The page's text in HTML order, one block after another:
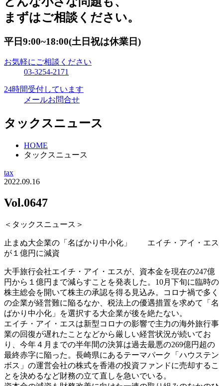
まずはご相談ください。
平日9:00~18:00(土日祝は休業日)
お気軽にご相談ください
03-3254-2171
24時間受付しています
メールお問合せ
タックスニュース
HOME
タックスニュース
tax
2022.09.16
Vol.0647
＜タックスニュース＞
止まぬ大企業の「名ばかり中小化」 エイチ・アイ・エス
が１億円に減資
大手旅行会社エイチ・アイ・エスが、資本金を現在の247億
円から１億円まで減らすことを発表した。10月下旬に臨時の
株主総会を開いて株主の承認を得る見込み。コロナ禍で多く
の企業が経営難に陥るなか、税法上の優遇措置を求めて「名
ばかり中小化」を選択する大企業が後を絶たない。
エイチ・アイ・エスは新型コロナの影響で主力の海外旅行事
業の回復が遅れたことなどから厳しい経営状況が続いてお
り、今年４月までの半年間の決算は過去最悪の269億円超の
最終赤字に陥った。長崎県にあるテーマパーク「ハウステン
ボス」の運営会社の株式を香港の投資ファンドに売却するこ
とを決めるなど財務の立て直しを急いでいる。